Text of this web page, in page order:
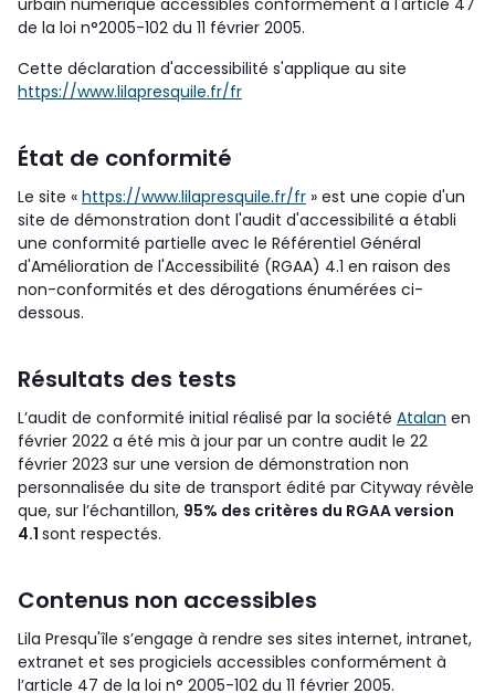
de la loi n°2005-102 du 11 février 2005.
Cette déclaration d'accessibilité s'applique au site
https://www.lilapresquile.fr/fr
État de conformité
Le site « https://www.lilapresquile.fr/fr » est une copie d'un
site de démonstration dont l'audit d'accessibilité a établi
une conformité partielle avec le Référentiel Général
d'Amélioration de l'Accessibilité (RGAA) 4.1 en raison des
non-conformités et des dérogations énumérées ci-
dessous.
Résultats des tests
L’audit de conformité initial réalisé par la société Atalan en
février 2022 a été mis à jour par un contre audit le 22
février 2023 sur une version de démonstration non
personnalisée du site de transport édité par Cityway révèle
que, sur l’échantillon, 95% des critères du RGAA version
4.1 sont respectés.
Contenus non accessibles
Lila Presqu'île s’engage à rendre ses sites internet, intranet,
extranet et ses progiciels accessibles conformément à
l’article 47 de la loi n° 2005-102 du 11 février 2005.